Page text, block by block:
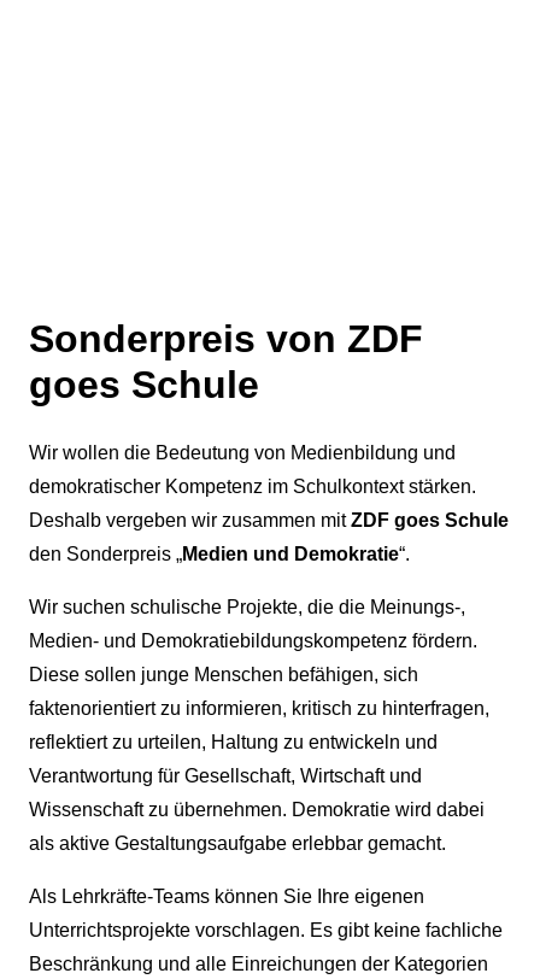
Sonderpreis von ZDF
goes Schule
Wir wollen die Bedeutung von Medienbildung und
demokratischer Kompetenz im Schulkontext stärken.
Deshalb vergeben wir zusammen mitZDF goes Schule
den Sonderpreis „Medien und Demokratie“.
Wir suchen schulische Projekte, die die Meinungs-,
Medien- und Demokratiebildungskompetenz fördern.
Diese sollen junge Menschen befähigen, sich
faktenorientiert zu informieren, kritisch zu hinterfragen,
reflektiert zu urteilen, Haltung zu entwickeln und
Verantwortung für Gesellschaft, Wirtschaft und
Wissenschaft zu übernehmen. Demokratie wird dabei
als aktive Gestaltungsaufgabe erlebbar gemacht.
Als Lehrkräfte-Teams können Sie Ihre eigenen
Unterrichtsprojekte vorschlagen. Es gibt keine fachliche
Beschränkung und alle Einreichungen der Kategorien